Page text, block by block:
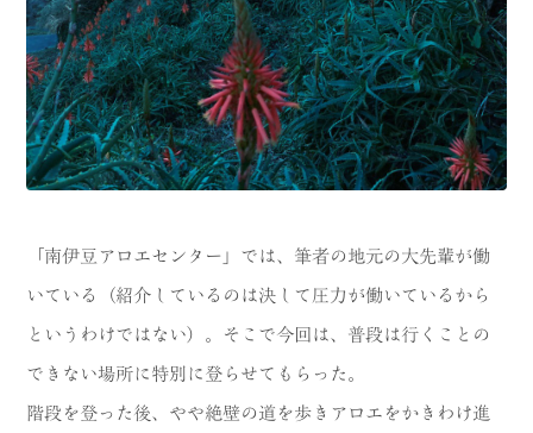
「南伊豆アロエセンター」では、筆者の地元の大先輩が働
いている（紹介しているのは決して圧力が働いているから
というわけではない）。そこで今回は、普段は行くことの
できない場所に特別に登らせてもらった。
階段を登った後、やや絶壁の道を歩きアロエをかきわけ進